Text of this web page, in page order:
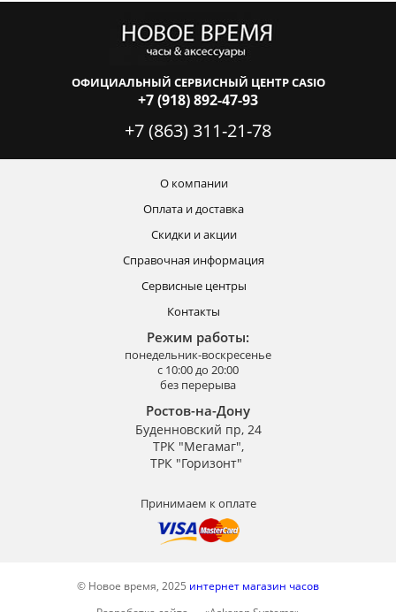
ОФИЦИАЛЬНЫЙ СЕРВИСНЫЙ ЦЕНТР CASIO
+7 (918) 892-47-93
+7 (863) 311-21-78
О компании
Оплата и доставка
Скидки и акции
Справочная информация
Сервисные центры
Контакты
Режим работы:
понедельник-воскресенье
с 10:00 до 20:00
без перерыва
Ростов-на-Дону
Буденновский пр, 24
ТРК "Мегамаг",
ТРК "Горизонт"
Принимаем к оплате
© Новое время, 2025 интернет магазин часов